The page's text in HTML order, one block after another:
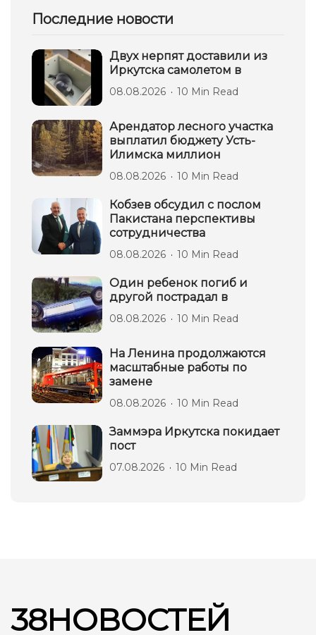
Последние новости
Двух нерпят доставили из
Иркутска самолетом в
08.08.2026 10 Min Read
Арендатор лесного участка
выплатил бюджету Усть-
Илимска миллион
08.08.2026 10 Min Read
Кобзев обсудил с послом
Пакистана перспективы
сотрудничества
08.08.2026 10 Min Read
Один ребенок погиб и
другой пострадал в
08.08.2026 10 Min Read
На Ленина продолжаются
масштабные работы по
замене
08.08.2026 10 Min Read
Заммэра Иркутска покидает
пост
07.08.2026 10 Min Read
38НОВОСТЕЙ